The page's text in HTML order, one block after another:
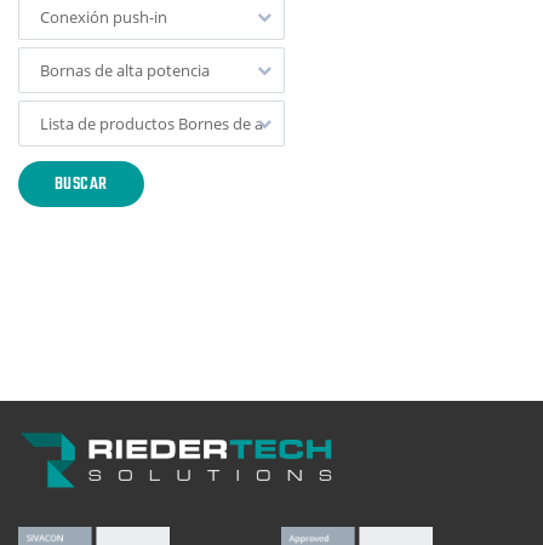
Conexión push-in
Bornas de alta potencia
Lista de productos Bornes de alta corriente
BUSCAR